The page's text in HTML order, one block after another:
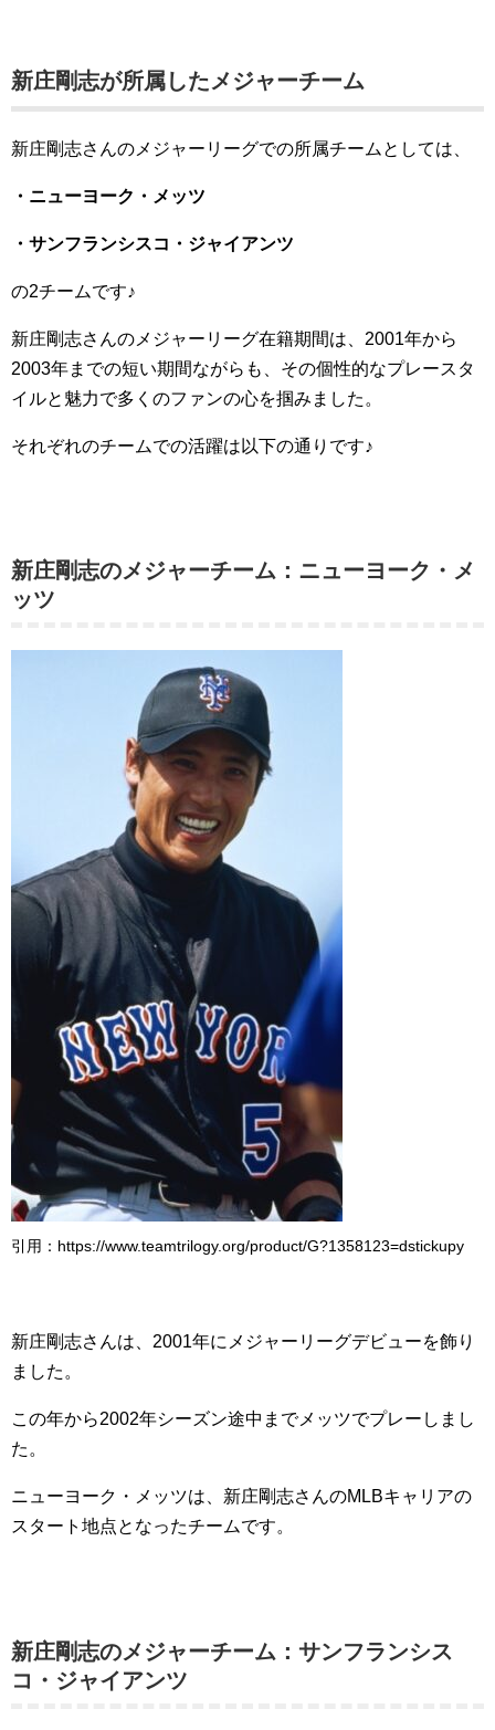
新庄剛志が所属したメジャーチーム
新庄剛志さんのメジャーリーグでの所属チームとしては、
・ニューヨーク・メッツ
・サンフランシスコ・ジャイアンツ
の2チームです♪
新庄剛志さんのメジャーリーグ在籍期間は、2001年から
2003年までの短い期間ながらも、その個性的なプレースタ
イルと魅力で多くのファンの心を掴みました。
それぞれのチームでの活躍は以下の通りです♪
新庄剛志のメジャーチーム：ニューヨーク・メ
ッツ
引用：https://www.teamtrilogy.org/product/G?1358123=dstickupy
新庄剛志さんは、2001年にメジャーリーグデビューを飾り
ました。
この年から2002年シーズン途中までメッツでプレーしまし
た。
ニューヨーク・メッツは、新庄剛志さんのMLBキャリアの
スタート地点となったチームです。
新庄剛志のメジャーチーム： サンフランシス
コ・ジャイアンツ